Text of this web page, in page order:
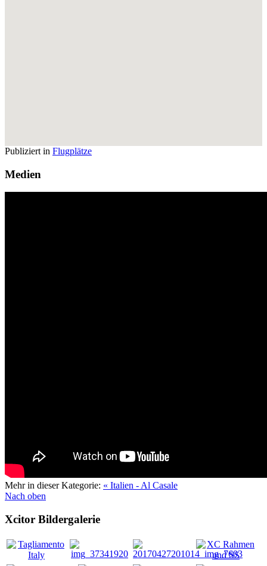
Publiziert in Flugplätze
Medien
Mehr in dieser Kategorie: « Italien - Al Casale
Nach oben
Xcitor Bildergalerie